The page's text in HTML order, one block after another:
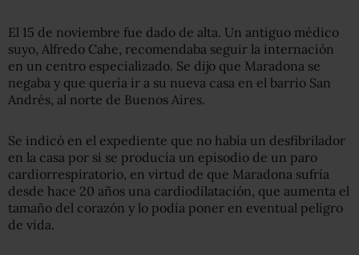
El 15 de noviembre fue dado de alta. Un antiguo médico
suyo, Alfredo Cahe, recomendaba seguir la internación
en un centro especializado. Se dijo que Maradona se
negaba y que quería ir a su nueva casa en el barrio San
Andrés, al norte de Buenos Aires.
Se indicó en el expediente que no había un desfibrilador
en la casa por si se producía un episodio de un paro
cardiorrespiratorio, en virtud de que Maradona sufría
desde hace 20 años una cardiodilatación, que aumenta el
tamaño del corazón y lo podía poner en eventual peligro
de vida.